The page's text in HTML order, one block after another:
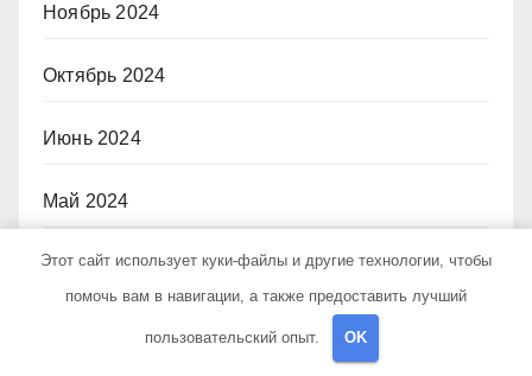
Ноябрь 2024
Октябрь 2024
Июнь 2024
Май 2024
Апрель 2024
Этот сайт использует куки-файлы и другие технологии, чтобы
помочь вам в навигации, а также предоставить лучший
пользовательский опыт. OK